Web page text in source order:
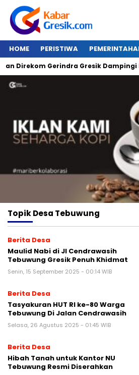
HOME PERISTIWA
Direkom Gerindra Gresik Dampingi
TopikDesa Tebuwung
Berita Desa
Maulid Nabi di Jl Cendrawasih
Tebuwung Gresik Penuh Khidmat
Senin, 15 September 2025 - 00:14 WIB
Berita Desa
Tasyakuran HUT RI ke-80 Warga
Tebuwung Di Jalan Cendrawasih
Selasa, 26 Agustus 2025 - 01:45 WIB
Berita Desa
Hibah Tanah untuk Kantor NU
Tebuwung Resmi Diserahkan